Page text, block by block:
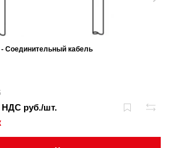
- Соединительный кабель
НДС руб./шт.